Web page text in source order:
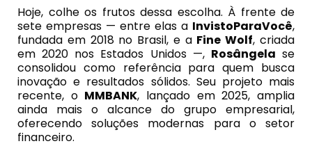
Hoje, colhe os frutos dessa escolha. À frente de
sete empresas — entre elas a InvistoParaVocê,
fundada em 2018 no Brasil, e a Fine Wolf, criada
em 2020 nos Estados Unidos —, Rosângela se
consolidou como referência para quem busca
inovação e resultados sólidos. Seu projeto mais
recente, o MMBANK, lançado em 2025, amplia
ainda mais o alcance do grupo empresarial,
oferecendo soluções modernas para o setor
financeiro.